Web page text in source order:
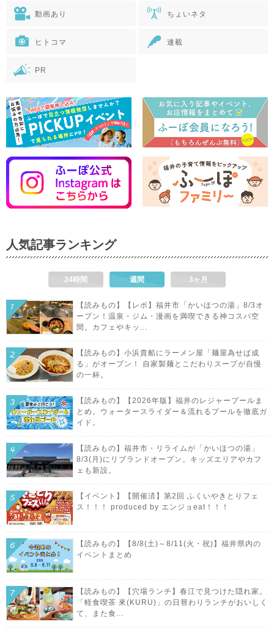
動画あり ちょいネタ
ヒトコマ 連載
PR
人気記事ランキング
24時間 週間 3ヶ月
【読みもの】【レポ】福井市「かいほつの湯」8/3オ
ープン！温泉・ジム・漫画を満喫できる神コスパ空
間。カフェやキッ...
【読みもの】小浜貴船にラーメン屋「麺屋為せば成
る」がオープン！ 自家製麺とこだわりスープが自慢
の一杯。
【読みもの】【2026年版】福井のレジャープールま
とめ。ウォータースライダー＆流れるプールを徹底ガ
イド。
【読みもの】福井市・リライムが「かいほつの湯」
8/3(月)にリブランドオープン。キッズエリアやカフ
ェも新設。
【イベント】【開催済】第2回 ふくいやきとりフェ
ス！！！ produced by エンジョeat！！！
【読みもの】【8/8(土)～8/11(火・祝)】福井県内の
イベントまとめ
【読みもの】【穴場ランチ】春江で見つけた隠れ家。
「軽食喫茶 來(KURU)」の日替わりランチがおいしく
て、また食...